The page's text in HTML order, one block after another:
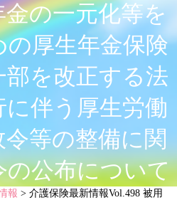
の一元化等を
の厚生年金保険
部を改正する法
伴う厚生労働
等の整備に関
の公布について
報 > 介護保険最新情報Vol.498 被用